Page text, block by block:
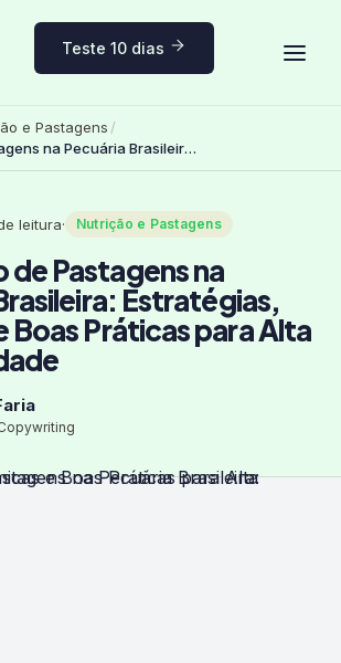
Teste 10 dias
e Pastagens /
na Pecuária Brasileira:
e Boas Práticas para Alta
leitura· Nutrição e Pastagens
de Pastagens na
Estratégias,
Boas Práticas para Alta